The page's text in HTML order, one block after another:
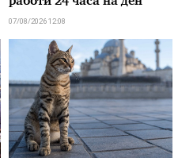
07/08/2026 12:08